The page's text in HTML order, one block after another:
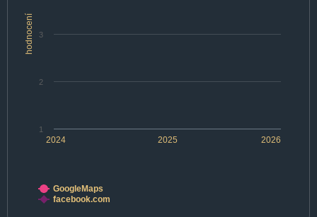
hodnocení
2024 2025 2026
1
2
3
GoogleMaps
facebook.com